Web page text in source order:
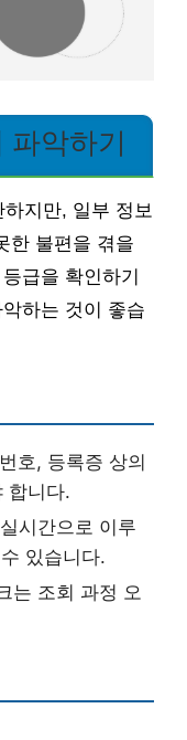
파악하기
지만, 일부 정보
한 불편을 겪을
급을 확인하기
하는 것이 좋습
호, 등록증 상의
합니다.
시간으로 이루
있습니다.
는 조회 과정 오